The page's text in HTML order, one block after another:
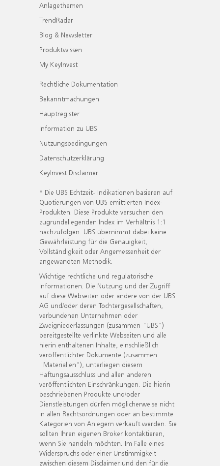
Anlagethemen
TrendRadar
Blog & Newsletter
Produktwissen
My KeyInvest
Rechtliche Dokumentation
Bekanntmachungen
Hauptregister
Information zu UBS
Nutzungsbedingungen
Datenschutzerklärung
KeyInvest Disclaimer
* Die UBS Echtzeit- Indikationen basieren auf
Quotierungen von UBS emittierten Index-
Produkten. Diese Produkte versuchen den
zugrundeliegenden Index im Verhältnis 1:1
nachzufolgen. UBS übernimmt dabei keine
Gewährleistung für die Genauigkeit,
Vollständigkeit oder Angemessenheit der
angewandten Methodik.
Wichtige rechtliche und regulatorische
Informationen. Die Nutzung und der Zugriff
auf diese Webseiten oder andere von der UBS
AG und/oder deren Tochtergesellschaften,
verbundenen Unternehmen oder
Zweigniederlassungen (zusammen "UBS")
bereitgestellte verlinkte Webseiten und alle
hierin enthaltenen Inhalte, einschließlich
veröffentlichter Dokumente (zusammen
"Materialien"), unterliegen diesem
Haftungsausschluss und allen anderen
veröffentlichten Einschränkungen. Die hierin
beschriebenen Produkte und/oder
Dienstleistungen dürfen möglicherweise nicht
in allen Rechtsordnungen oder an bestimmte
Kategorien von Anlegern verkauft werden. Sie
sollten Ihren eigenen Broker kontaktieren,
wenn Sie handeln möchten. Im Falle eines
Widerspruchs oder einer Unstimmigkeit
zwischen diesem Disclaimer und den für die